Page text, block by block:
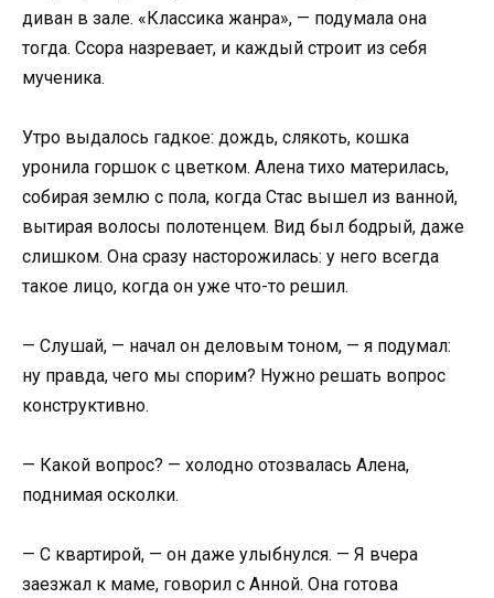
диван в зале. «Классика жанра», — подумала она
тогда. Ссора назревает, и каждый строит из себя
мученика.
Утро выдалось гадкое: дождь, слякоть, кошка
уронила горшок с цветком. Алена тихо материлась,
собирая землю с пола, когда Стас вышел из ванной,
вытирая волосы полотенцем. Вид был бодрый, даже
слишком. Она сразу насторожилась: у него всегда
такое лицо, когда он уже что-то решил.
— Слушай, — начал он деловым тоном, — я подумал:
ну правда, чего мы спорим? Нужно решать вопрос
конструктивно.
— Какой вопрос? — холодно отозвалась Алена,
поднимая осколки.
— С квартирой, — он даже улыбнулся. — Я вчера
заезжал к маме, говорил с Анной. Она готова